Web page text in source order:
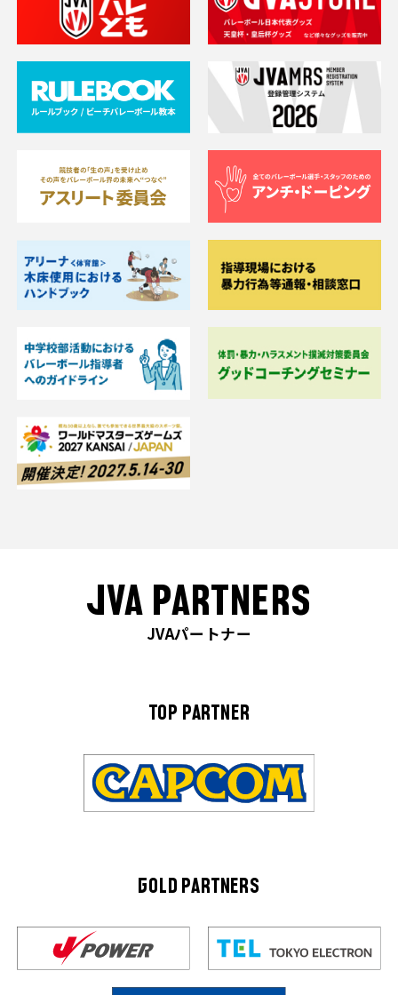
JVA PARTNERS
JVAパートナー
TOP PARTNER
GOLD PARTNERS